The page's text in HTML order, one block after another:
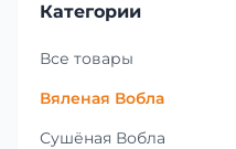
Категории
Все товары
Вяленая Вобла
Сушёная Вобла